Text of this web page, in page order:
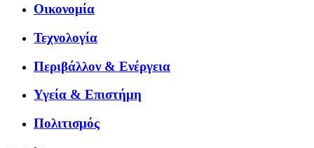
Οικονομία
Τεχνολογία
Περιβάλλον & Ενέργεια
Υγεία & Επιστήμη
Πολιτισμός